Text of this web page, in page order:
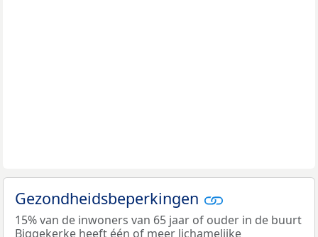
Gezondheidsbeperkingen
15% van de inwoners van 65 jaar of ouder in de buurt
Biggekerke heeft één of meer lichamelijke